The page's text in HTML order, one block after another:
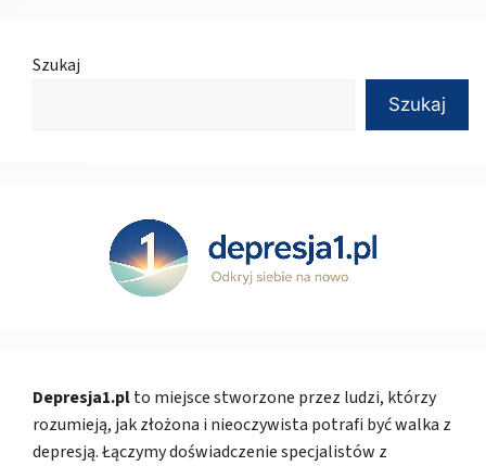
Szukaj
Szukaj
Depresja1.plto miejsce stworzone przez ludzi, którzy
rozumieją, jak złożona i nieoczywista potrafi być walka z
depresją. Łączymy doświadczenie specjalistów z